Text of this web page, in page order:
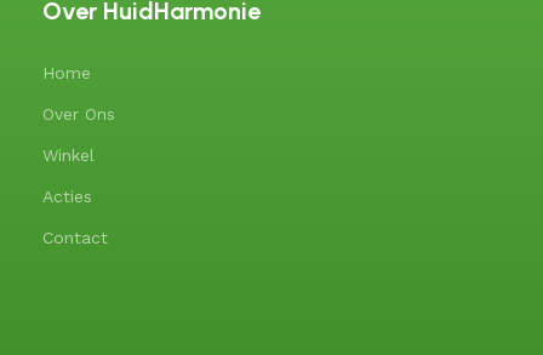
Over HuidHarmonie
Home
Over Ons
Winkel
Acties
Contact